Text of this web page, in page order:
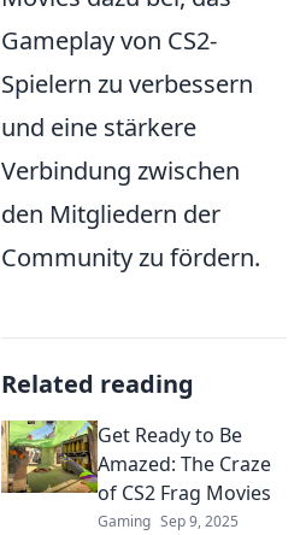
Gameplay von CS2-
Spielern zu verbessern
und eine stärkere
Verbindung zwischen
den Mitgliedern der
Community zu fördern.
Related reading
Get Ready to Be
Amazed: The Craze
of CS2 Frag Movies
Gaming Sep 9, 2025